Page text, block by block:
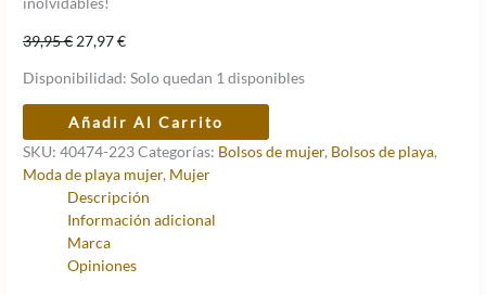
39,95€ El
original
era:
39,95 €.
27,97€El
actual
es:
27,97 €.
Disponibilidad: Solo quedan 1 disponibles
De
Playa
Anekke
Original
cantidad
Añadir Al Carrito
SKU:40474-223Categorías: Bolsos de mujer, Bolsos de playa,
Moda de playa mujer, Mujer
Descripción
Información adicional
Marca
Opiniones